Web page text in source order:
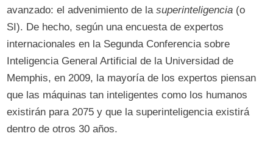
avanzado: el advenimiento de lasuperinteligencia (o
SI). De hecho, según una encuesta de expertos
internacionales en la Segunda Conferencia sobre
Inteligencia General Artificial de la Universidad de
Memphis, en 2009, la mayoría de los expertos piensan
que las máquinas tan inteligentes como los humanos
existirán para 2075 y que la superinteligencia existirá
dentro de otros 30 años.